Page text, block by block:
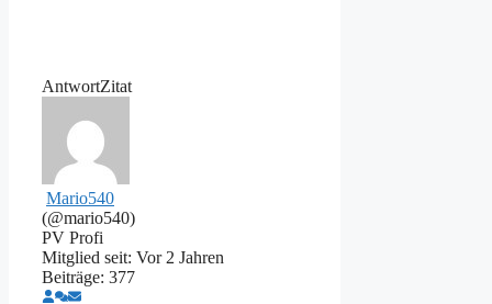
AntwortZitat
Mario540
(@mario540)
PV Profi
Mitglied seit: Vor 2 Jahren
Beiträge: 377